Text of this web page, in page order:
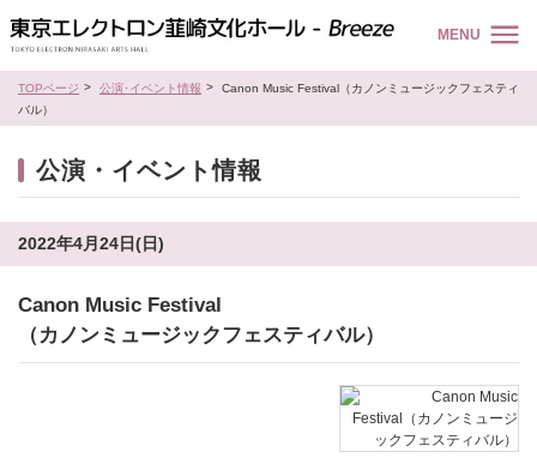
MENU
TOPページ 公演･イベント情報
Canon Music Festival（カノンミュージックフェスティ
バル）
公演・イベント情報
2022年4月24日(日)
Canon Music Festival
（カノンミュージックフェスティバル）